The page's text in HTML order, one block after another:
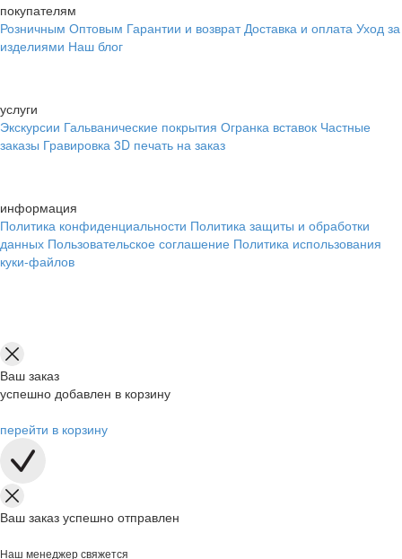
покупателям
Розничным Оптовым Гарантии и возврат Доставка и оплата Уход за
изделиями Наш блог
услуги
Экскурсии Гальванические покрытия Огранка вставок Частные
заказы Гравировка 3D печать на заказ
информация
Политика конфиденциальности Политика защиты и обработки
данных Пользовательское соглашение Политика использования
куки-файлов
Ваш заказ
успешно добавлен в корзину
перейти в корзину
Ваш заказ успешно отправлен
Наш менеджер свяжется